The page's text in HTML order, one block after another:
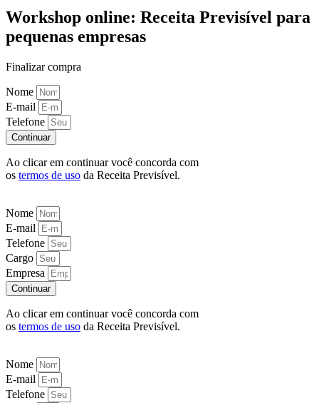
Workshop online: Receita Previsível para
pequenas empresas
Finalizar compra
Nome
E-mail
Telefone
Continuar
Ao clicar em continuar você concorda com
os termos de uso da Receita Previsível.
Nome
E-mail
Telefone
Cargo
Empresa
Continuar
Ao clicar em continuar você concorda com
os termos de uso da Receita Previsível.
Nome
E-mail
Telefone